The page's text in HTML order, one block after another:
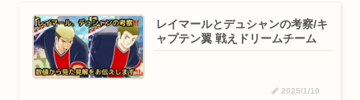
レイマールとデュシャンの考察/キ
ャプテン翼 戦えドリームチーム
2025/1/10